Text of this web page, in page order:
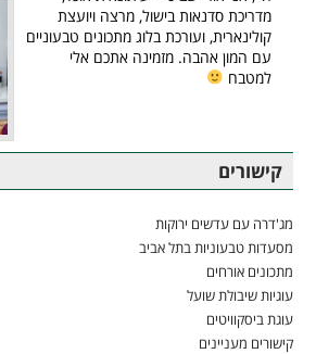
מדריכת סדנאות בישול, מרצה ויועצת
קולינארית, ועורכת בלוג מתכונים טבעוניים
עם המון אהבה. מזמינה אתכם אלי
למטבח
קישורים
מג'דרה עם עדשים ירוקות
מסעדות טבעוניות בתל אביב
מתכונים אורחים
עוגיות שיבולת שועל
עוגת ביסקוויטים
קישורים מעניינים